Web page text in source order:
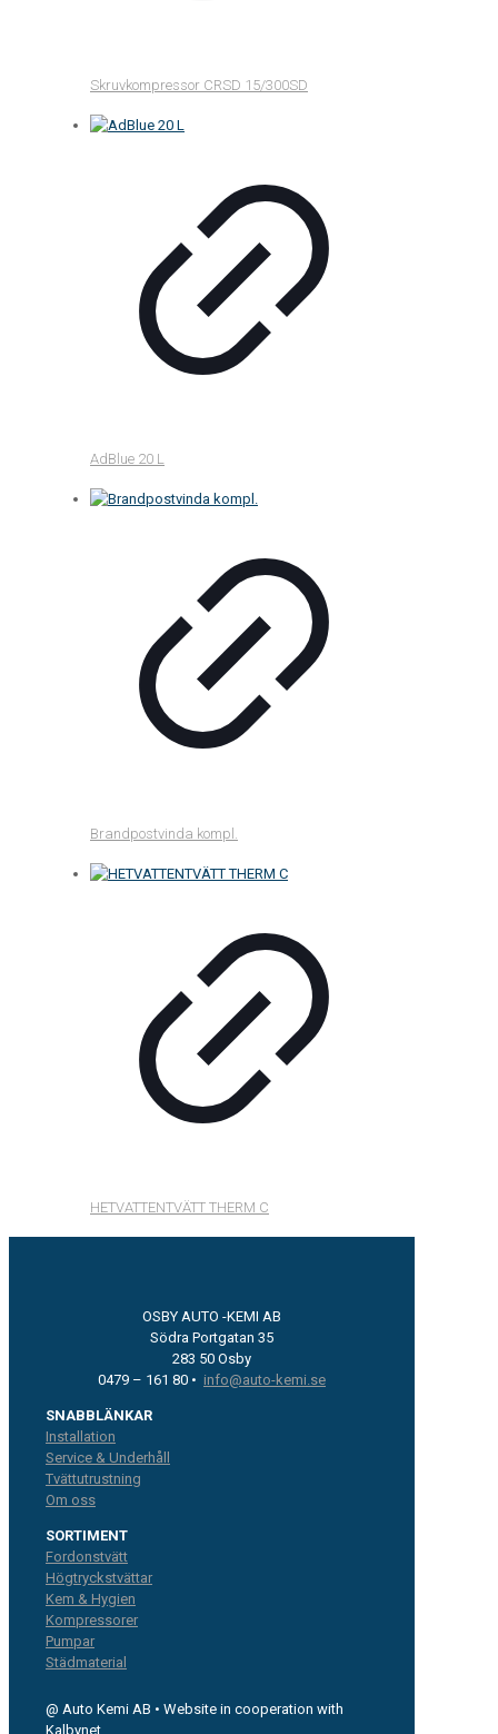
Skruvkompressor CRSD 15/300SD
AdBlue 20 L
Brandpostvinda kompl.
HETVATTENTVÄTT THERM C
OSBY AUTO -KEMI AB
Södra Portgatan 35
283 50 Osby
0479 – 161 80 • info@auto-kemi.se
SNABBLÄNKAR
Installation
Service & Underhåll
Tvättutrustning
Om oss
SORTIMENT
Fordonstvätt
Högtryckstvättar
Kem & Hygien
Kompressorer
Pumpar
Städmaterial
@ Auto Kemi AB • Website in cooperation with
Kalbynet